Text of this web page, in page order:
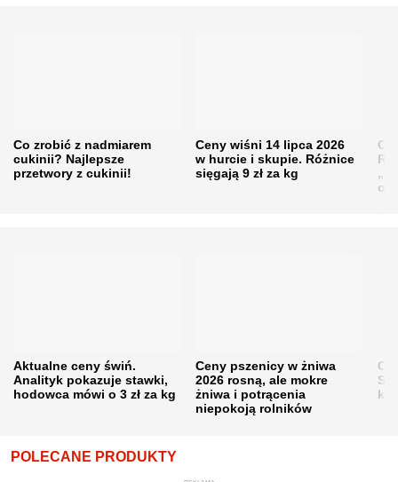
Co zrobić z nadmiarem
cukinii? Najlepsze
przetwory z cukinii!
Ceny wiśni 14 lipca 2026
w hurcie i skupie. Różnice
sięgają 9 zł za kg
Aktualne ceny świń.
Analityk pokazuje stawki,
hodowca mówi o 3 zł za kg
Ceny pszenicy w żniwa
2026 rosną, ale mokre
żniwa i potrącenia
niepokoją rolników
POLECANE PRODUKTY